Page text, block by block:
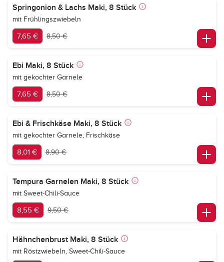
Springonion & Lachs Maki, 8 Stück
mit Frühlingszwiebeln
7,65 € 8,50 €
Ebi Maki, 8 Stück
mit gekochter Garnele
7,65 € 8,50 €
Ebi & Frischkäse Maki, 8 Stück
mit gekochter Garnele, Frischkäse
8,01 € 8,90 €
Tempura Garnelen Maki, 8 Stück
mit Sweet-Chili-Sauce
8,55 € 9,50 €
Hähnchenbrust Maki, 8 Stück
mit Röstzwiebeln, Sweet-Chili-Sauce